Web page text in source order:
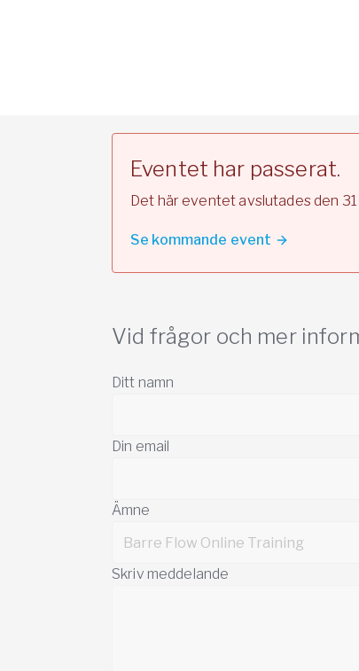
Eventet har passerat.
Det här eventet avslutades den
Se kommande event
Vid frågor och mer
Ditt namn
Din email
Ämne
Skriv meddelande